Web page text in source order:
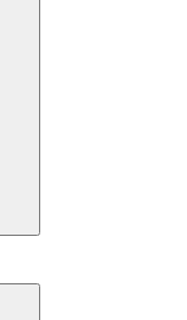
region, er
ved